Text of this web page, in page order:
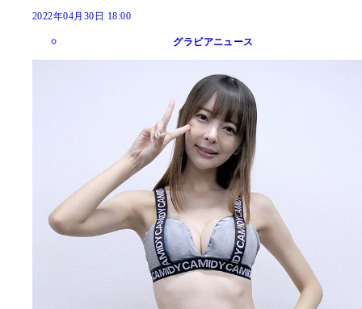
2022年04月30日 18:00
グラビアニュース